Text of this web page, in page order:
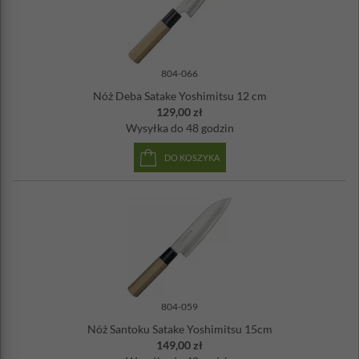
804-066
Nóż Deba Satake Yoshimitsu 12 cm
129,00 zł
Wysyłka do 48 godzin
DO KOSZYKA
804-059
Nóż Santoku Satake Yoshimitsu 15cm
149,00 zł